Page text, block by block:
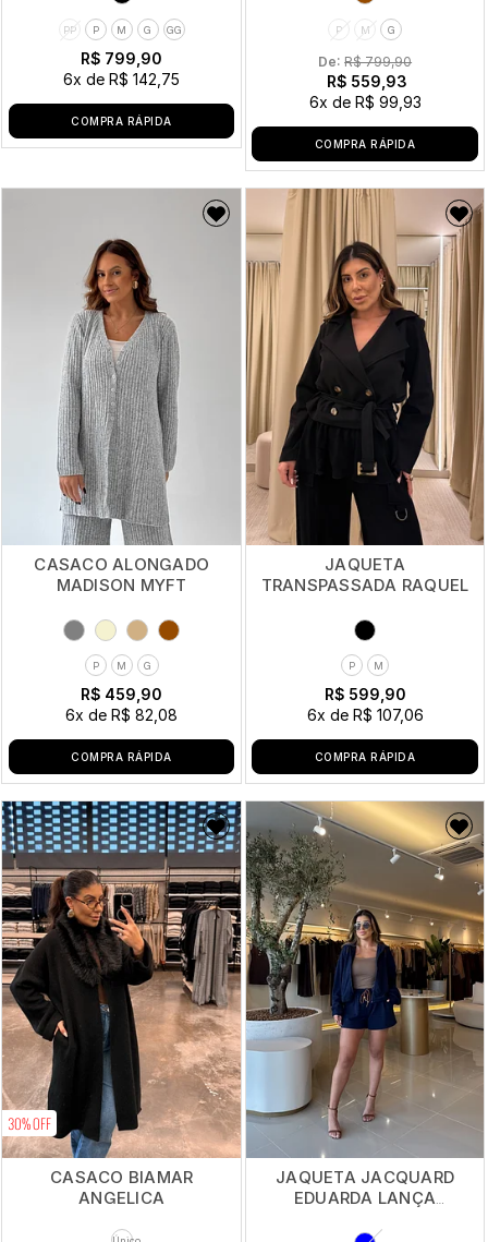
PP P M G GG
R$ 799,90
6x deR$ 142,75
COMPRA RÁPIDA
P M G
De: R$ 799,90
R$ 559,93
6x de R$ 99,93
COMPRA RÁPIDA
CASACO ALONGADO
MADISON MYFT
P M G
R$ 459,90
6x deR$ 82,08
COMPRA RÁPIDA
JAQUETA
TRANSPASSADA RAQUEL
P M
R$ 599,90
6x de R$ 107,06
COMPRA RÁPIDA
30% OFF
CASACO BIAMAR
ANGELICA
JAQUETA JACQUARD
EDUARDA LANÇA